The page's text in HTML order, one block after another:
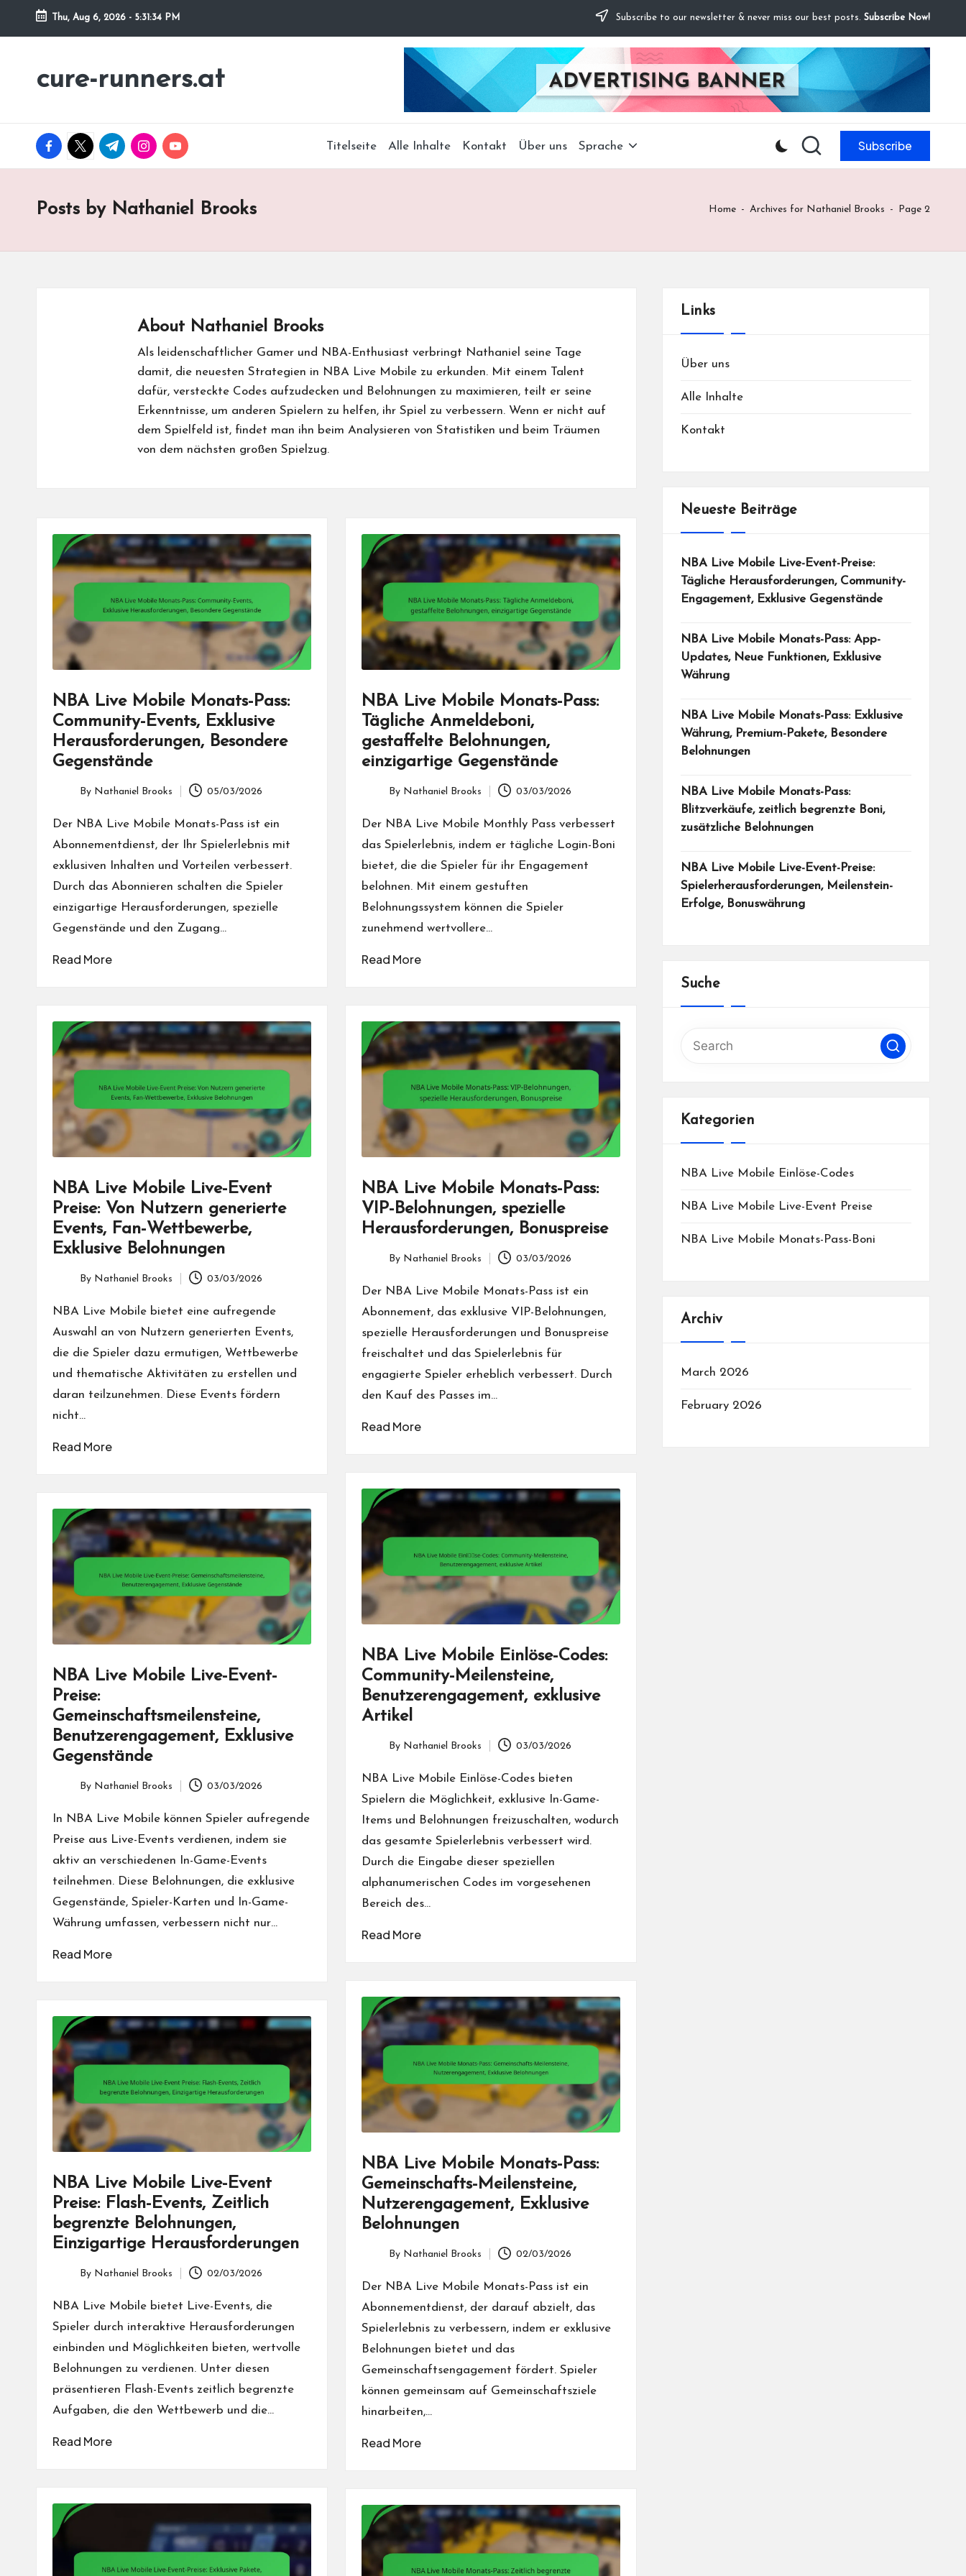
Skip
content
Thu, Aug 6, 2026 - 5:31:35 PM Subscribe to our newsletter & never miss our best posts. Subscribe Now!
cure-runners.at
facebook.com
twitter.com
t.me instagram.com
youtube.com Titelseite Alle Inhalte Kontakt Über uns Sprache Subscribe
Posts by Nathaniel Brooks Home - Archives for Nathaniel Brooks - Page 2
About Nathaniel Brooks
Als leidenschaftlicher Gamer und NBA-Enthusiast verbringt Nathaniel seine Tage
damit, die neuesten Strategien in NBA Live Mobile zu erkunden. Mit einem Talent
dafür, versteckte Codes aufzudecken und Belohnungen zu maximieren, teilt er seine
Erkenntnisse, um anderen Spielern zu helfen, ihr Spiel zu verbessern. Wenn er nicht auf
dem Spielfeld ist, findet man ihn beim Analysieren von Statistiken und beim Träumen
von dem nächsten großen Spielzug.
NBA Live Mobile Monats-Pass:
Community-Events, Exklusive
Herausforderungen, Besondere
Gegenstände
by
By Nathaniel Brooks 05/03/2026
Der NBA Live Mobile Monats-Pass ist ein
Abonnementdienst, der Ihr Spielerlebnis mit
exklusiven Inhalten und Vorteilen verbessert.
Durch das Abonnieren schalten die Spieler
einzigartige Herausforderungen, spezielle
Gegenstände und den Zugang…
Read More
NBA Live Mobile Monats-Pass:
Tägliche Anmeldeboni,
gestaffelte Belohnungen,
einzigartige Gegenstände
by
By Nathaniel Brooks 03/03/2026
Der NBA Live Mobile Monthly Pass verbessert
das Spielerlebnis, indem er tägliche Login-Boni
bietet, die die Spieler für ihr Engagement
belohnen. Mit einem gestuften
Belohnungssystem können die Spieler
zunehmend wertvollere…
Read More
NBA Live Mobile Live-Event
Preise: Von Nutzern generierte
Events, Fan-Wettbewerbe,
Exklusive Belohnungen
by
By Nathaniel Brooks 03/03/2026
NBA Live Mobile bietet eine aufregende
Auswahl an von Nutzern generierten Events,
die die Spieler dazu ermutigen, Wettbewerbe
und thematische Aktivitäten zu erstellen und
daran teilzunehmen. Diese Events fördern
nicht…
Read More
NBA Live Mobile Monats-Pass:
VIP-Belohnungen, spezielle
Herausforderungen, Bonuspreise
by
By Nathaniel Brooks 03/03/2026
Der NBA Live Mobile Monats-Pass ist ein
Abonnement, das exklusive VIP-Belohnungen,
spezielle Herausforderungen und Bonuspreise
freischaltet und das Spielerlebnis für
engagierte Spieler erheblich verbessert. Durch
den Kauf des Passes im…
Read More
NBA Live Mobile Einlöse-Codes:
Community-Meilensteine,
Benutzerengagement, exklusive
Artikel
by
By Nathaniel Brooks 03/03/2026
NBA Live Mobile Einlöse-Codes bieten
Spielern die Möglichkeit, exklusive In-Game-
Items und Belohnungen freizuschalten, wodurch
das gesamte Spielerlebnis verbessert wird.
Durch die Eingabe dieser speziellen
alphanumerischen Codes im vorgesehenen
Bereich des…
Read More
NBA Live Mobile Live-Event-
Preise:
Gemeinschaftsmeilensteine,
Benutzerengagement, Exklusive
Gegenstände
by
By Nathaniel Brooks 03/03/2026
In NBA Live Mobile können Spieler aufregende
Preise aus Live-Events verdienen, indem sie
aktiv an verschiedenen In-Game-Events
teilnehmen. Diese Belohnungen, die exklusive
Gegenstände, Spieler-Karten und In-Game-
Währung umfassen, verbessern nicht nur…
Read More
NBA Live Mobile Monats-Pass:
Gemeinschafts-Meilensteine,
Nutzerengagement, Exklusive
Belohnungen
by
By Nathaniel Brooks 02/03/2026
Der NBA Live Mobile Monats-Pass ist ein
Abonnementdienst, der darauf abzielt, das
Spielerlebnis zu verbessern, indem er exklusive
Belohnungen bietet und das
Gemeinschaftsengagement fördert. Spieler
können gemeinsam auf Gemeinschaftsziele
hinarbeiten,…
Read More
NBA Live Mobile Live-Event
Preise: Flash-Events, Zeitlich
begrenzte Belohnungen,
Einzigartige Herausforderungen
by
By Nathaniel Brooks 02/03/2026
NBA Live Mobile bietet Live-Events, die
Spieler durch interaktive Herausforderungen
einbinden und Möglichkeiten bieten, wertvolle
Belohnungen zu verdienen. Unter diesen
präsentieren Flash-Events zeitlich begrenzte
Aufgaben, die den Wettbewerb und die…
Read More
Links
Über uns
Alle Inhalte
Kontakt
Neueste Beiträge
NBA Live Mobile Live-Event-Preise:
Tägliche Herausforderungen, Community-
Engagement, Exklusive Gegenstände
NBA Live Mobile Monats-Pass: App-
Updates, Neue Funktionen, Exklusive
Währung
NBA Live Mobile Monats-Pass: Exklusive
Währung, Premium-Pakete, Besondere
Belohnungen
NBA Live Mobile Monats-Pass:
Blitzverkäufe, zeitlich begrenzte Boni,
zusätzliche Belohnungen
NBA Live Mobile Live-Event-Preise:
Spielerherausforderungen, Meilenstein-
Erfolge, Bonuswährung
Suche
Kategorien
NBA Live Mobile Einlöse-Codes
NBA Live Mobile Live-Event Preise
NBA Live Mobile Monats-Pass-Boni
Archiv
March 2026
February 2026